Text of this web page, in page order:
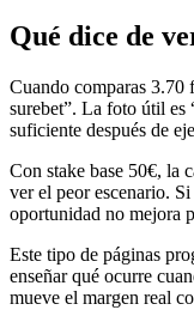
Qué dice de
Cuando comparas 3.70
surebet”. La foto útil es
suficiente después de
Con stake base 50€, la
ver el peor escenario.
oportunidad no mejora
Este tipo de páginas
enseñar qué ocurre
mueve el margen real